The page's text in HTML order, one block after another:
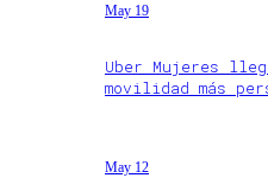
May 19
Uber Mujeres
movilidad más
May 12